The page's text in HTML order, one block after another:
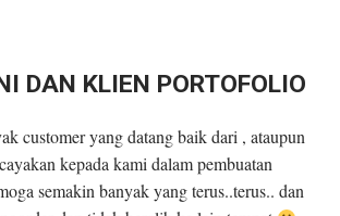
DAN KLIEN PORTOFOLIO
customer yang datang baik dari , ataupun
kepada kami dalam pembuatan
semakin banyak yang terus..terus.. dan